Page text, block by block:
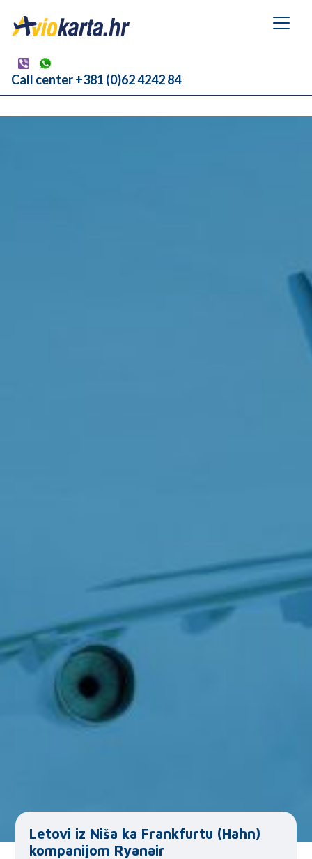
Call center +381 (0)62 4242 84
Letovi iz Niša ka Frankfurtu (Hahn)
kompanijom Ryanair